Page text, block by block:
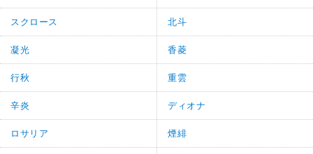
スクロース 北斗
凝光 香菱
行秋 重雲
辛炎 ディオナ
ロサリア 煙緋